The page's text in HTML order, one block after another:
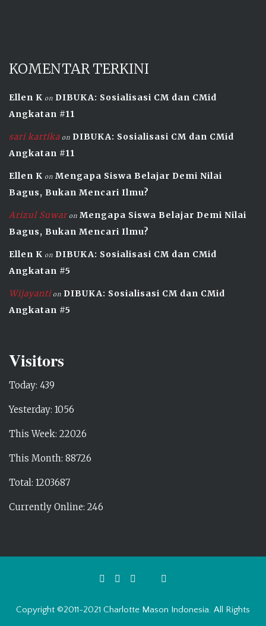
KOMENTAR TERKINI
Ellen K on DIBUKA: Sosialisasi CM dan CMid
Angkatan #11
sari kartika on DIBUKA: Sosialisasi CM dan CMid
Angkatan #11
Ellen K on Mengapa Siswa Belajar Demi Nilai
Bagus, Bukan Mencari Ilmu?
Arizul Suwaron Mengapa Siswa Belajar Demi Nilai
Bagus, Bukan Mencari Ilmu?
Ellen K on DIBUKA: Sosialisasi CM dan CMid
Angkatan #5
Wijayanti on DIBUKA: Sosialisasi CM dan CMid
Angkatan #5
Visitors
Today: 439
Yesterday: 1056
This Week: 22026
This Month: 88726
Total: 1203687
Currently Online: 246
Copyright ©2011-2021 Charlotte Mason Indonesia. All Rights